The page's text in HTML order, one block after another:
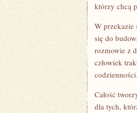
którzy chcą
W przekazie
się do
rozmowie z
człowiek
codzienności.
Całość
dla tych,